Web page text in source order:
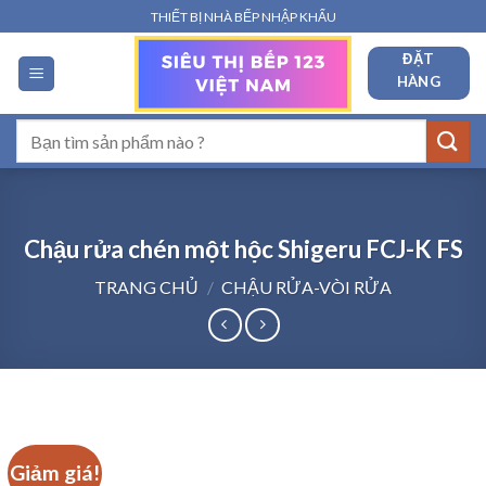
qua
nội
dung
THIẾT BỊ NHÀ BẾP NHẬP KHẨU
ĐẶT
HÀNG
kiếm:
Chậu rửa chén một hộc Shigeru FCJ-K FS
TRANG CHỦ / CHẬU RỬA-VÒI RỬA
Giảm giá!